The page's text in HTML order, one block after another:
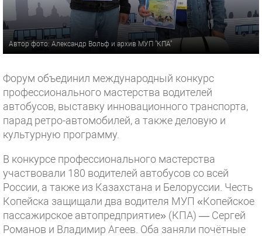
Автор фото: Александр Вольф и архив МУП "КПА"
Форум объединил международный конкурс
профессионального мастерства водителей
автобусов, выставку инновационного транспорта,
парад ретро-автомобилей, а также деловую и
культурную программу.
В конкурсе профессионального мастерства
участвовали 180 водителей автобусов со всей
России, а также из Казахстана и Белоруссии. Честь
Копейска защищали два водителя МУП «Копейское
пассажирское автопредприятие» (КПА) — Сергей
Романов и Владимир Агеев. Оба заняли почётные